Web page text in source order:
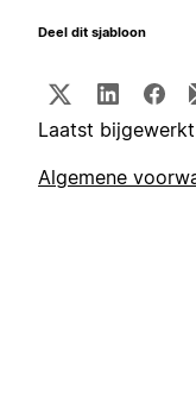
Deel dit sjabloon
Laatst
Algemene